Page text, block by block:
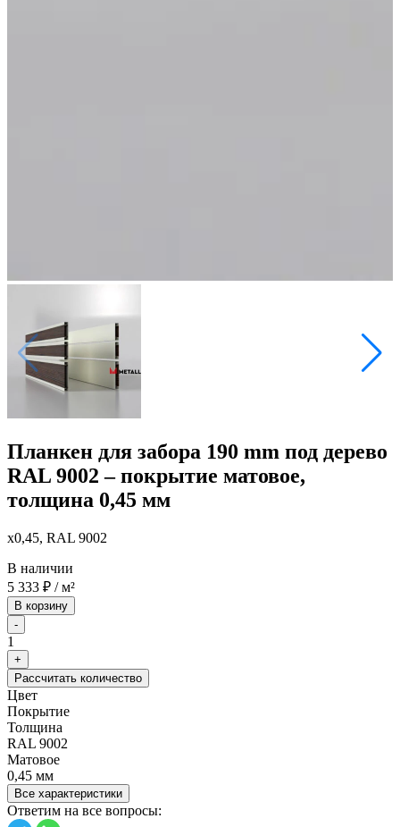
Планкен для забора 190 mm под дерево
RAL 9002 – покрытие матовое,
толщина 0,45 мм
x0,45, RAL 9002
В наличии
5 333 ₽ / м²
В корзину
-
1
+
Рассчитать количество
Цвет
Покрытие
Толщина
RAL 9002
Матовое
0,45 мм
Все характеристики
Ответим на все вопросы: